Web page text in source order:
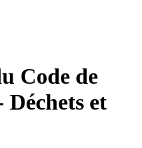
Code de
et